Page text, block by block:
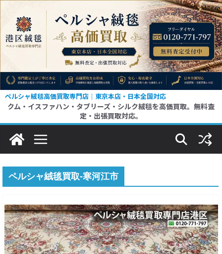
テ
へ
ス
ッ
ペルシャ絨毯高価買取専門店｜東京本店・日本全国対応
クム・イスファハン・タブリーズ・シルク絨毯を高価買取。無料査
定・出張買取対応。
ペルシャ絨毯買取-寒河江市